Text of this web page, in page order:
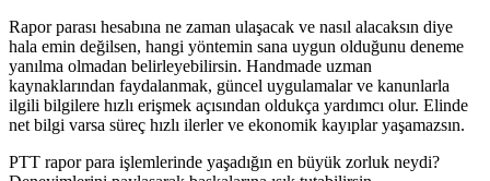
Rapor parası hesabına ne zaman ulaşacak ve nasıl alacaksın diye
hala emin değilsen, hangi yöntemin sana uygun olduğunu deneme
yanılma olmadan belirleyebilirsin. Handmade uzman
kaynaklarından faydalanmak, güncel uygulamalar ve kanunlarla
ilgili bilgilere hızlı erişmek açısından oldukça yardımcı olur. Elinde
net bilgi varsa süreç hızlı ilerler ve ekonomik kayıplar yaşamazsın.
PTT rapor para işlemlerinde yaşadığın en büyük zorluk neydi?